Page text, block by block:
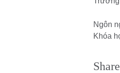
Ngôn
Khóa